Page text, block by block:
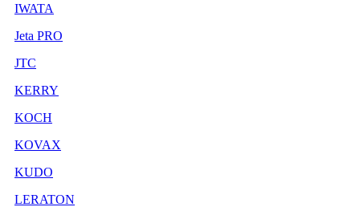
IWATA
Jeta PRO
JTC
KERRY
KOCH
KOVAX
KUDO
LERATON